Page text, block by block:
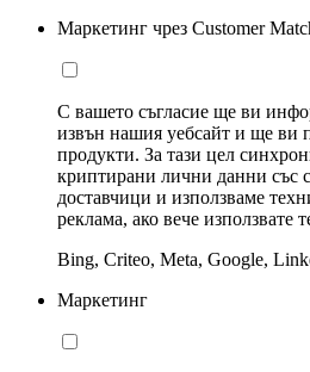
Маркетинг чрез Customer
С вашето съгласие ще ви
извън нашия уебсайт и ще ви
продукти. За тази цел
криптирани лични данни със
доставчици и използваме
реклама, ако вече използвате
Bing, Criteo, Meta, Google,
Маркетинг